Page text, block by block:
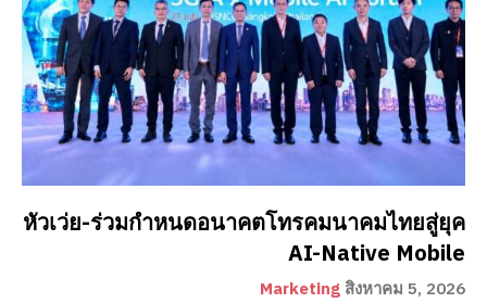
หัวเว่ย-ร่วมกำหนดอนาคตโทรคมนาคมไทยสู่ยุค
AI-Native Mobile
Marketing สิงหาคม 5, 2026